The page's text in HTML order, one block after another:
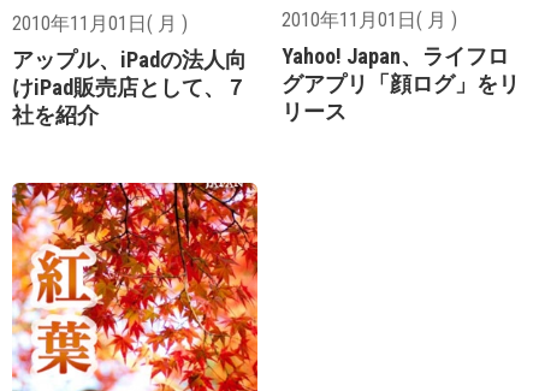
2010年11月01日( 月 )
アップル、iPadの法人向
けiPad販売店として、７
社を紹介
2010年11月01日( 月 )
Yahoo! Japan、ライフロ
グアプリ「顔ログ」をリ
リース